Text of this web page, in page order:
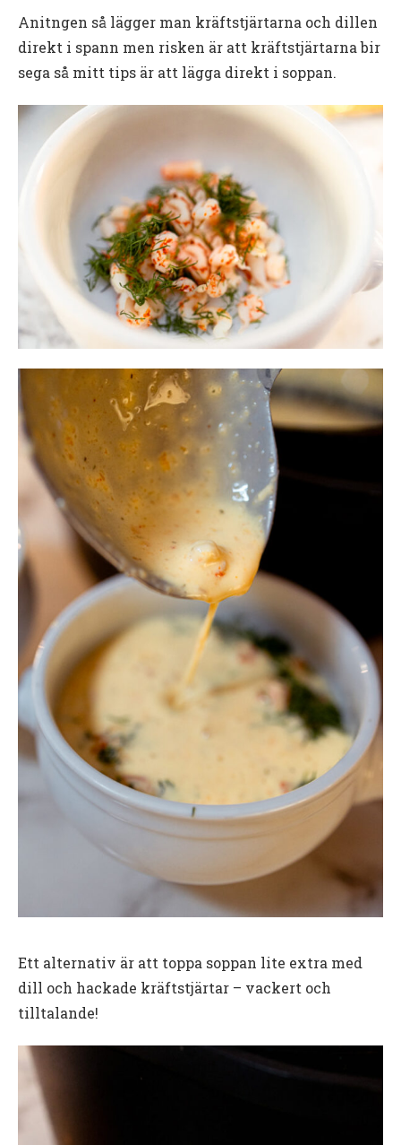
Anitngen så lägger man kräftstjärtarna och dillen
direkt i spann men risken är att kräftstjärtarna bir
sega så mitt tips är att lägga direkt i soppan.
Ett alternativ är att toppa soppan lite extra med
dill och hackade kräftstjärtar – vackert och
tilltalande!